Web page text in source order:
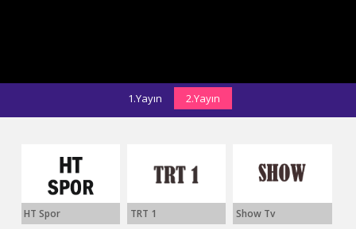
1.Yayın 2.Yayın
HT Spor TRT 1 Show Tv